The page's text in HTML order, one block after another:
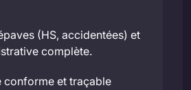
(HS, accidentées) et
complète.
conforme et traçable